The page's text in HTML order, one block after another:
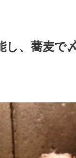
し、蕎麦で